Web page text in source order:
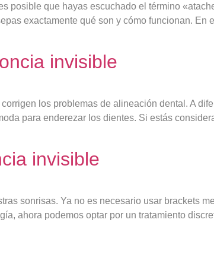
posible que hayas escuchado el término
exactamente qué son y cómo funcionan. En
invisible
los problemas de alineación dental. A
para enderezar los dientes. Si estás
invisible
sonrisas. Ya no es necesario usar brackets
ahora podemos optar por un tratamiento